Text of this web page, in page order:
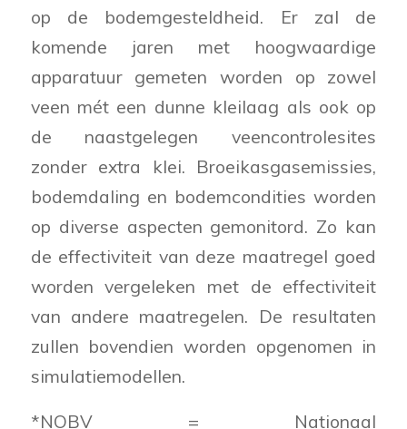
op de bodemgesteldheid. Er zal de
komende jaren met hoogwaardige
apparatuur gemeten worden op zowel
veen mét een dunne kleilaag als ook op
de naastgelegen veencontrolesites
zonder extra klei. Broeikasgasemissies,
bodemdaling en bodemcondities worden
op diverse aspecten gemonitord. Zo kan
de effectiviteit van deze maatregel goed
worden vergeleken met de effectiviteit
van andere maatregelen. De resultaten
zullen bovendien worden opgenomen in
simulatiemodellen.
*NOBV = Nationaal